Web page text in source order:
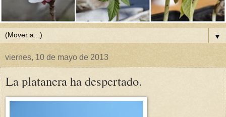
▼
viernes, 10 de mayo de 2013
La platanera ha despertado.